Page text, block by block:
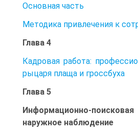
Основная часть
Методика привлечения к
Глава 4
Кадровая работа:
рыцаря плаща и гроссбуха
Глава 5
Информационно-
наружное наблюдение